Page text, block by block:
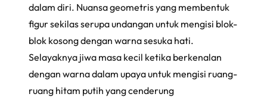
dalam diri. Nuansa geometris yang membentuk
figur sekilas serupa undangan untuk mengisi blok-
blok kosong dengan warna sesuka hati.
Selayaknya jiwa masa kecil ketika berkenalan
dengan warna dalam upaya untuk mengisi ruang-
ruang hitam putih yang cenderung